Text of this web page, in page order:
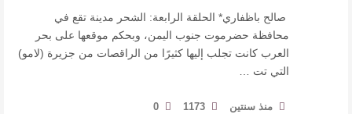
صالح باظفاري* الحلقة الرابعة: الشحر مدينة تقع في
محافظة حضرموت جنوب اليمن، وبحكم موقعها على بحر
العرب كانت تجلب إليها كثيرًا من الراقصات من جزيرة (لامو)
التي تت …
منذ سنتين 1173
0